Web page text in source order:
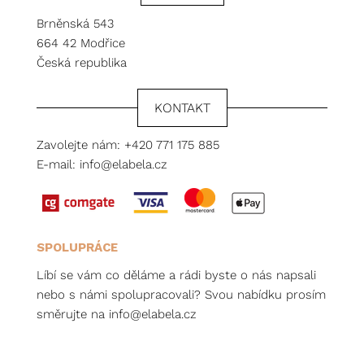
Brněnská 543
664 42 Modřice
Česká republika
KONTAKT
Zavolejte nám: +420 771 175 885
E-mail: info@elabela.cz
SPOLUPRÁCE
Líbí se vám co děláme a rádi byste o nás napsali
nebo s námi spolupracovali? Svou nabídku prosím
směrujte na info@elabela.cz